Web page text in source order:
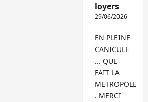
loyers
29/06/2026
EN PLEINE
CANICULE
... QUE
FAIT LA
METROPOLE
. MERCI